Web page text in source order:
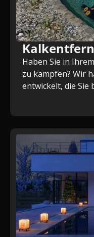
Haben Sie in
zu kämpfen? Wir
entwickelt, die Sie